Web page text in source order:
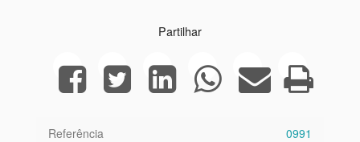
Partilhar
Referência
0991